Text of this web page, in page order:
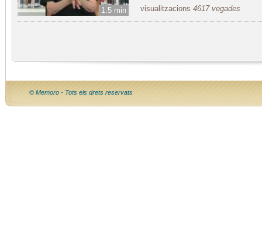
1.5 min visualitzacions 4617 vegades
© Memoro - Tots els drets reservats